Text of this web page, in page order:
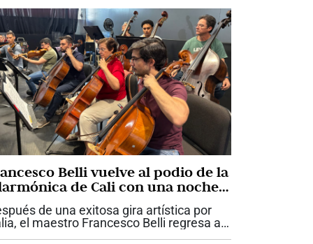
Belli vuelve al podio de la
de Cali con una noche
a la imaginación y la
del sinfonismo
de una exitosa gira artística por
el maestro Francesco Belli regresa a
para reencontrarse con el público que lo